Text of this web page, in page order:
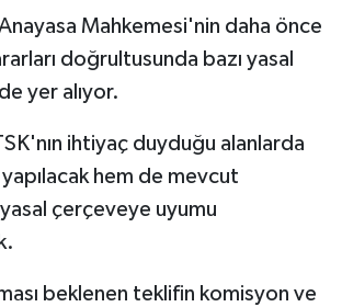
Mahkemesi'nin daha önce
doğrultusunda bazı yasal
yer alıyor.
ihtiyaç duyduğu alanlarda
hem de mevcut
çerçeveye uyumu
beklenen teklifin komisyon ve